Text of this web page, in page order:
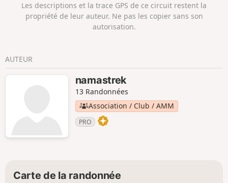
Les descriptions et la trace GPS de ce circuit restent la
propriété de leur auteur. Ne pas les copier sans son
autorisation.
AUTEUR
namastrek
13 Randonnées
Association / Club / AMM
PRO
Carte de la randonnée